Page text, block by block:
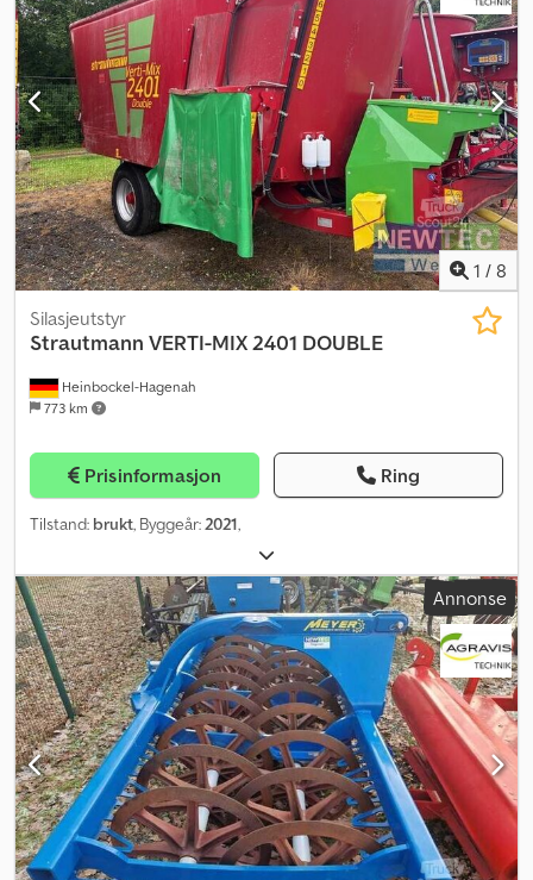
1 / 8
Heinbockel-Hagenah
773 km
Silasjeutstyr
Strautmann VERTI-MIX 2401 DOUBLE
Prisinformasjon Ring
Tilstand: brukt, Byggeår:2021,
Annonse